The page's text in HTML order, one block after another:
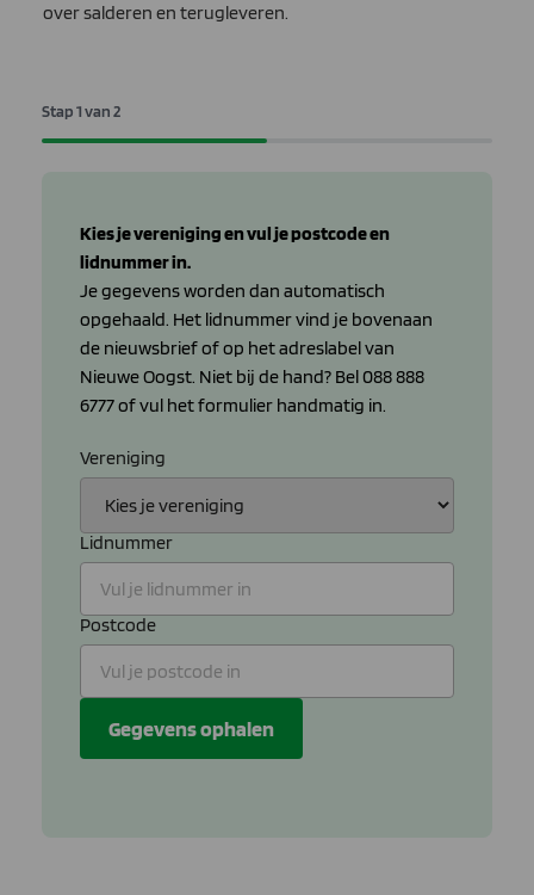
over salderen en terugleveren.
Stap1van2
Kies je vereniging en vul je postcode en
lidnummer in.
Je gegevens worden dan automatisch
opgehaald. Het lidnummer vind je bovenaan
de nieuwsbrief of op het adreslabel van
Nieuwe Oogst. Niet bij de hand? Bel 088 888
6777 of vul het formulier handmatig in.
Vereniging
Lidnummer
Postcode
Gegevens ophalen